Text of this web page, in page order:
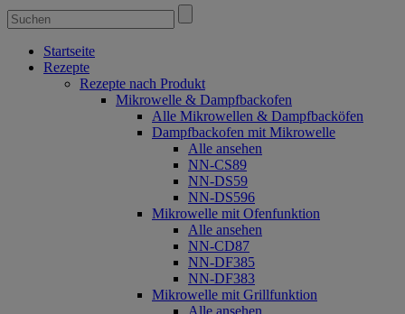
Startseite
Rezepte
Rezepte nach Produkt
Mikrowelle & Dampfbackofen
Alle Mikrowellen & Dampfbacköfen
Dampfbackofen mit Mikrowelle
Alle ansehen
NN-CS89
NN-DS59
NN-DS596
Mikrowelle mit Ofenfunktion
Alle ansehen
NN-CD87
NN-DF385
NN-DF383
Mikrowelle mit Grillfunktion
Alle ansehen